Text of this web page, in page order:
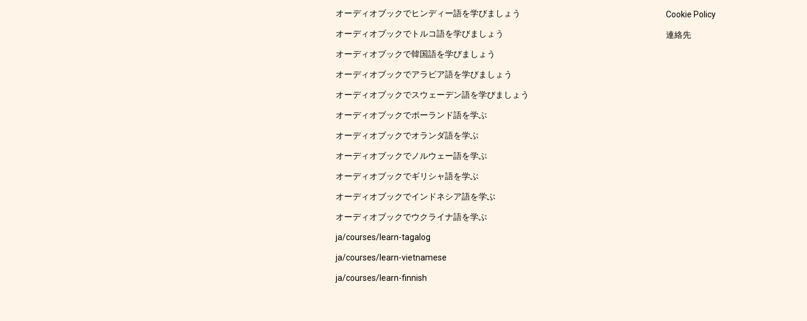
オーディオブックでヒンディー語を学びましょう
オーディオブックでトルコ語を学びましょう
オーディオブックで韓国語を学びましょう
オーディオブックでアラビア語を学びましょう
オーディオブックでスウェーデン語を学びましょう
オーディオブックでポーランド語を学ぶ
オーディオブックでオランダ語を学ぶ
オーディオブックでノルウェー語を学ぶ
オーディオブックでギリシャ語を学ぶ
オーディオブックでインドネシア語を学ぶ
オーディオブックでウクライナ語を学ぶ
ja/courses/learn-tagalog
ja/courses/learn-vietnamese
ja/courses/learn-finnish
Cookie Policy
連絡先